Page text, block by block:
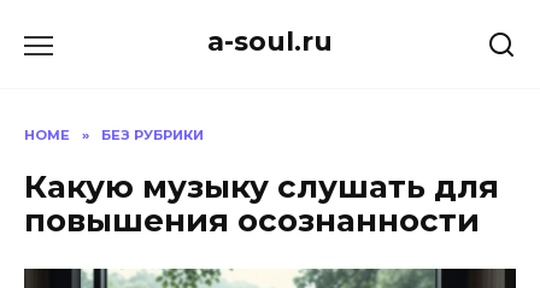
a-soul.ru
HOME » БЕЗ РУБРИКИ
Какую музыку слушать для
повышения осознанности